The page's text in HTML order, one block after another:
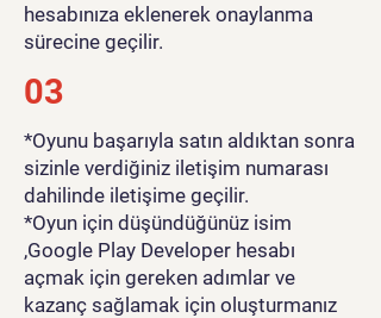
hesabınıza eklenerek onaylanma
sürecine geçilir.
03
*Oyunu başarıyla satın aldıktan sonra
sizinle verdiğiniz iletişim numarası
dahilinde iletişime geçilir.
*Oyun için düşündüğünüz isim
,Google Play Developer hesabı
açmak için gereken adımlar ve
kazanç sağlamak için oluşturmanız